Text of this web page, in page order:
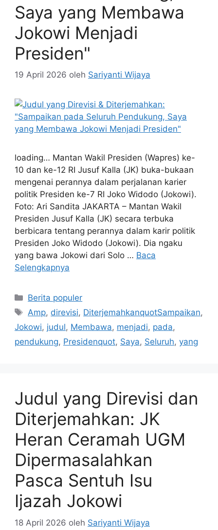
Saya yang Membawa
Jokowi Menjadi
Presiden"
19 April 2026 oleh Sariyanti Wijaya
loading… Mantan Wakil Presiden (Wapres) ke-
10 dan ke-12 RI Jusuf Kalla (JK) buka-bukaan
mengenai perannya dalam perjalanan karier
politik Presiden ke-7 RI Joko Widodo (Jokowi).
Foto: Ari Sandita JAKARTA – Mantan Wakil
Presiden Jusuf Kalla (JK) secara terbuka
berbicara tentang perannya dalam karir politik
Presiden Joko Widodo (Jokowi). Dia ngaku
yang bawa Jokowi dari Solo … Baca
Selengkapnya
Kategori
Berita populer
Tag
Amp, direvisi, DiterjemahkanquotSampaikan,
Jokowi, judul, Membawa, menjadi, pada,
pendukung, Presidenquot, Saya, Seluruh, yang
Judul yang Direvisi dan
Diterjemahkan: JK
Heran Ceramah UGM
Dipermasalahkan
Pasca Sentuh Isu
Ijazah Jokowi
18 April 2026 oleh Sariyanti Wijaya